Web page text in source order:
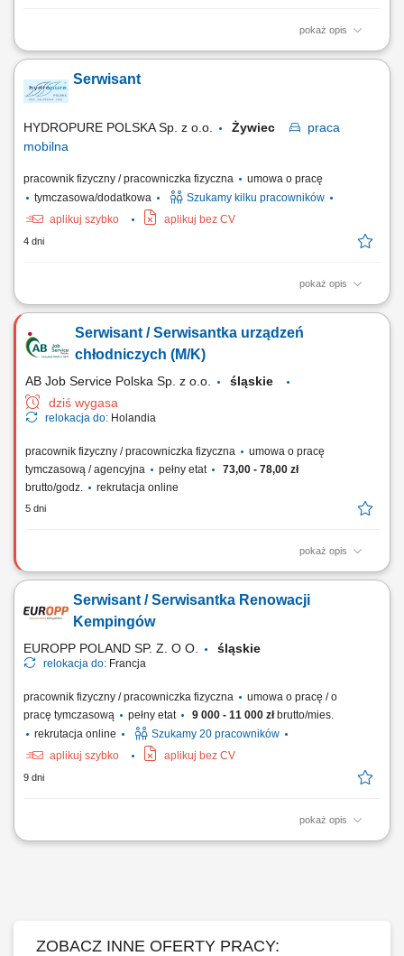
pokaż opis
Praca mobilna w dwuosobowym zespole serwisowym na terenie
klimatyzacji (Split, Multi-Split, VRF/VRV) Diagnozowanie usterek oraz
bieżące naprawy urządzeń HVAC; Napełnianie układów, próby
Serwisant
HYDROPURE POLSKA Sp. z o.o. Żywiec
praca
mobilna
pracownik fizyczny / pracowniczka fizyczna
umowa o pracę
tymczasowa/dodatkowa
Szukamy kilku pracowników
aplikuj szybko
aplikuj bez CV
4 dni
pokaż opis
Główne obowiązki: montaż urządzeń do oczyszczania wody; obsługa
Serwisant / Serwisantka urządzeń
chłodniczych (M/K)
AB Job Service Polska Sp. z o.o.
śląskie
dziś wygasa
relokacja do: Holandia
pracownik fizyczny / pracowniczka fizyczna
umowa o pracę
tymczasową / agencyjna
pełny etat
73,00 - 78,00 zł
brutto/godz.
rekrutacja online
5 dni
pokaż opis
Nasz klient to światowy lider w branży transportu i logistyki, działający w
tworzy nowoczesne środowisko pracy, w którym liczą się
bezpieczeństwo, współpraca oraz rozwój pracowników. Dołączając do
Serwisant / Serwisantka Renowacji
Kempingów
EUROPP POLAND SP. Z. O O. śląskie
relokacja do: Francja
pracownik fizyczny / pracowniczka fizyczna
umowa o pracę / o
pracę tymczasową
pełny etat 9 000 - 11 000 złbrutto/mies.
rekrutacja online
Szukamy 20 pracowników
aplikuj szybko
aplikuj bez CV
9 dni
pokaż opis
Realizować prace remontowe w domkach kempingowych zgodnie z
ZOBACZ INNE OFERTY PRACY: